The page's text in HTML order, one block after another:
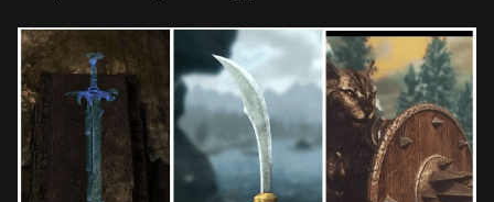
Path of Exile 2
Wuthering Waves
Roblox